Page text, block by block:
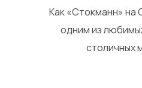
Как «Стокманн» на
одним из
столичных